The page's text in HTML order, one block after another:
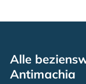
Alle
Antimachia